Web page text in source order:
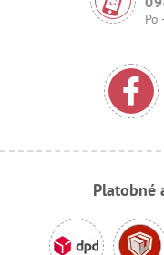
Po
Platobné